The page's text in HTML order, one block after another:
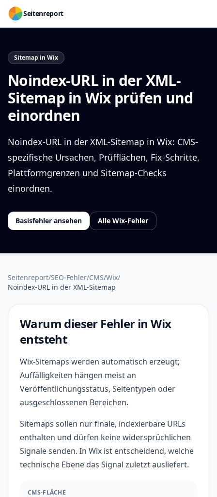
Seitenreport
Sitemap in Wix
Noindex-URL in der XML-
Sitemap in Wix prüfen und
einordnen
Noindex-URL in der XML-Sitemap in Wix: CMS-
spezifische Ursachen, Prüfflächen, Fix-Schritte,
Plattformgrenzen und Sitemap-Checks
einordnen.
Basisfehler ansehen Alle Wix-Fehler
Seitenreport/SEO-Fehler/CMS/Wix/
Noindex-URL in der XML-Sitemap
Warum dieser Fehler in Wix
entsteht
Wix-Sitemaps werden automatisch erzeugt;
Auffälligkeiten hängen meist an
Veröffentlichungsstatus, Seitentypen oder
ausgeschlossenen Bereichen.
Sitemaps sollen nur finale, indexierbare URLs
enthalten und dürfen keine widersprüchlichen
Signale senden. In Wix ist entscheidend, welche
technische Ebene das Signal zuletzt ausliefert.
CMS-FLÄCHE